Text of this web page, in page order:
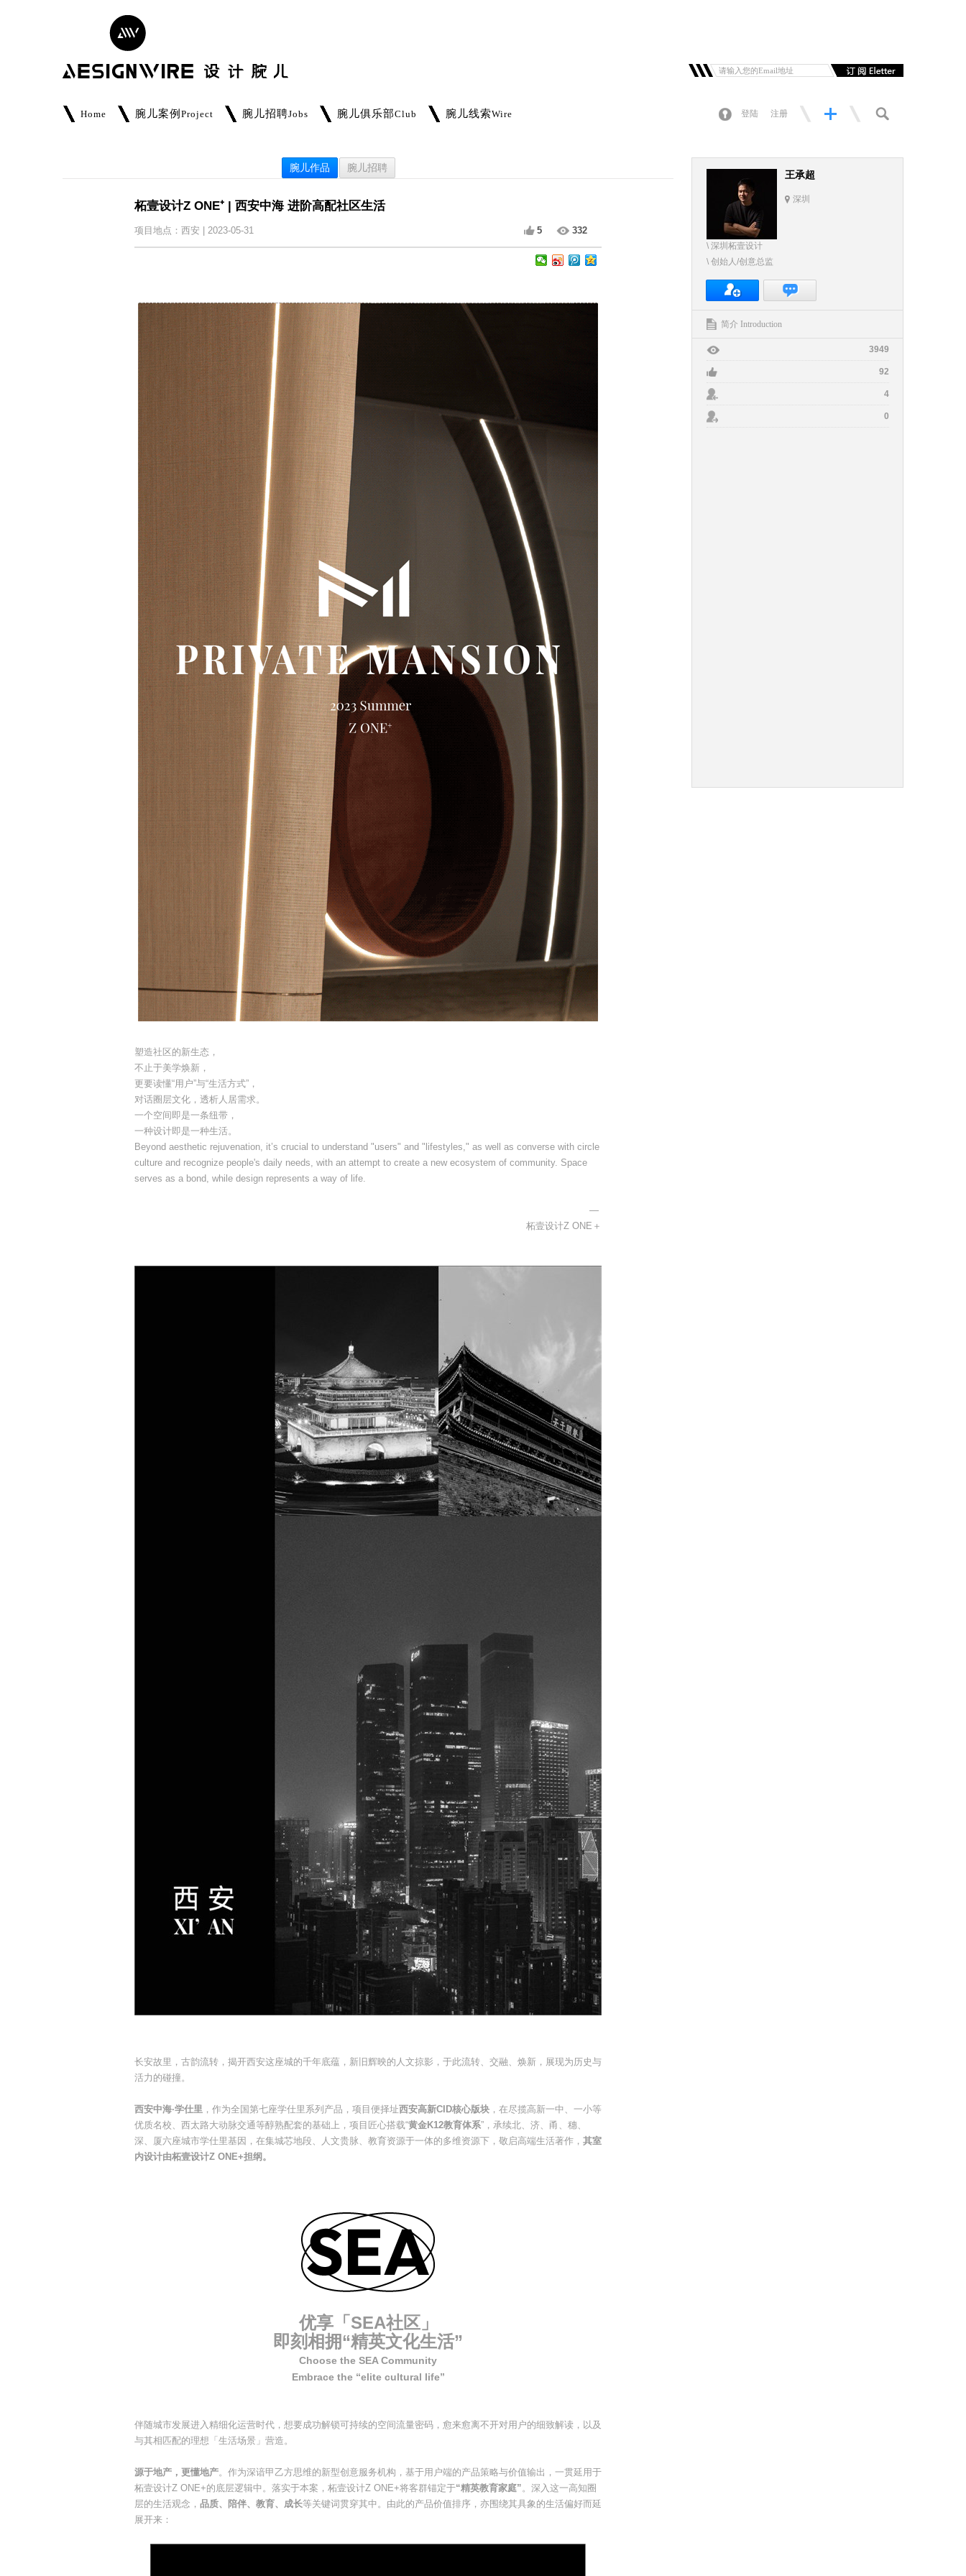
Home 腕儿案例 Project 腕儿招聘Jobs 腕儿俱乐部Club 腕儿线索Wire 登陆 注册
腕儿作品 腕儿招聘
柘壹设计Z ONE⁺ | 西安中海 进阶高配社区生活
项目地点：西安 | 2023-05-31 332
5
塑造社区的新生态，
不止于美学焕新，
更要读懂“用户”与“生活方式”，
对话圈层文化，透析人居需求。
一个空间即是一条纽带，
一种设计即是一种生活。
Beyond aesthetic rejuvenation, it’s crucial to understand "users" and "lifestyles," as well as converse with circle
culture and recognize people's daily needs, with an attempt to create a new ecosystem of community. Space
serves as a bond, while design represents a way of life.
—
柘壹设计Z ONE＋
长安故里，古韵流转，揭开西安这座城的千年底蕴，新旧辉映的人文掠影，于此流转、交融、焕新，展现为历史与
活力的碰撞。
西安中海·学仕里 ，作为全国第七座学仕里系列产品，项目便择址西安高新CID核心版块 ，在尽揽高新一中、一小等
优质名校、西太路大动脉交通等醇熟配套的基础上，项目匠心搭载“黄金K12教育体系”，承续北、济、甬、穗、
深、厦六座城市学仕里基因，在集城芯地段、人文贵脉、教育资源于一体的多维资源下，敬启高端生活著作， 其室
内设计由柘壹设计Z ONE+担纲。
优享「SEA社区」
即刻相拥“精英文化生活”
Choose the SEA Community
Embrace the “elite cultural life”
伴随城市发展进入精细化运营时代，想要成功解锁可持续的空间流量密码，愈来愈离不开对用户的细致解读，以及
与其相匹配的理想「生活场景」营造。
源于地产，更懂地产。作为深谙甲乙方思维的新型创意服务机构，基于用户端的产品策略与价值输出，一贯延用于
柘壹设计Z ONE+的底层逻辑中。落实于本案，柘壹设计Z ONE+将客群锚定于“精英教育家庭”。深入这一高知圈
层的生活观念， 品质、陪伴、教育、成长等关键词贯穿其中。由此的产品价值排序，亦围绕其具象的生活偏好而延
展开来：
王承超
深圳
\ 深圳柘壹设计
\ 创始人/创意总监
简介 Introduction
3949
92
4
0